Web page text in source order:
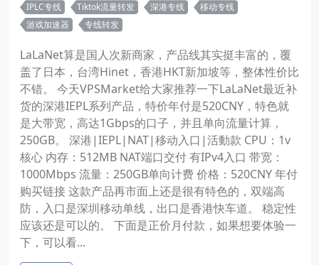
IPLC专线
Tiktok流量转发 深港专线
移动专线
游戏加速器
专线转发
LaLaNet算是国人次新商家，产品线其实挺丰富的，覆
盖了日本，台湾Hinet，香港HKT新加坡等，整体性价比
不错。 今天VPSMarket给大家推荐一下LaLaNet最近补
货的深港IEPL系列产品，特价年付是520CNY，特色就
是大带宽，高达1Gbps的口子，并且单向流量计算，
250GB。 深港|IEPL|NAT|移动入口|活動款 CPU：1v
核心 内存：512MB NAT端口交付 有IPv4入口 带宽：
1000Mbps 流量：250GB单向计费 价格：520CNY 年付
购买链接 这款产品再市面上还是很有特色的，双端高
防，入口是深圳移动单线，出口是香港快车道。 稳定性
应该还是可以的。 下面是正价月付款，如果想要体验一
下，可以看...